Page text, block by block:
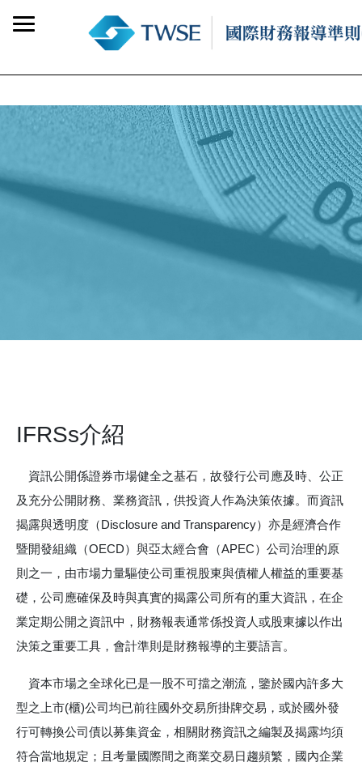
IFRSs介紹
資訊公開係證券市場健全之基石，故發行公司應及時、公正
及充分公開財務、業務資訊，供投資人作為決策依據。而資訊
揭露與透明度（Disclosure and Transparency）亦是經濟合作
暨開發組織（OECD）與亞太經合會（APEC）公司治理的原
則之一，由市場力量驅使公司重視股東與債權人權益的重要基
礎，公司應確保及時與真實的揭露公司所有的重大資訊，在企
業定期公開之資訊中，財務報表通常係投資人或股東據以作出
決策之重要工具，會計準則是財務報導的主要語言。
資本市場之全球化已是一股不可擋之潮流，鑒於國內許多大
型之上市(櫃)公司均已前往國外交易所掛牌交易，或於國外發
行可轉換公司債以募集資金，相關財務資訊之編製及揭露均須
符合當地規定；且考量國際間之商業交易日趨頻繁，國內企業